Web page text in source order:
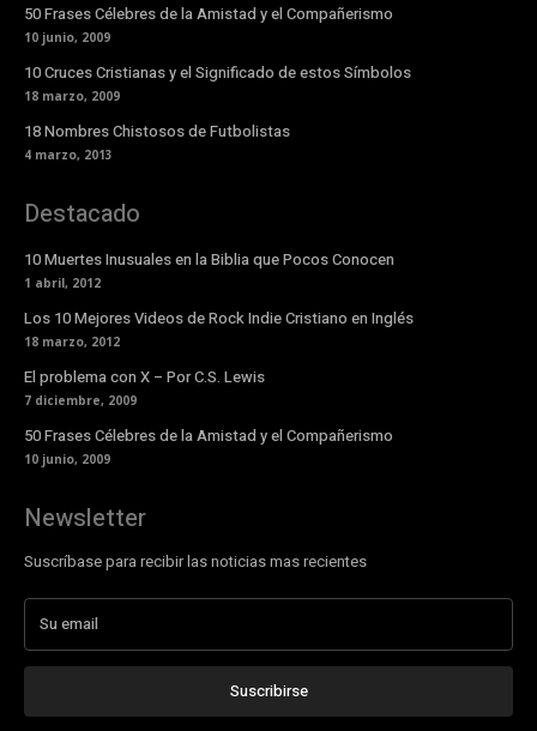
50 Frases Célebres de la Amistad y el Compañerismo
10 junio, 2009
10 Cruces Cristianas y el Significado de estos Símbolos
18 marzo, 2009
18 Nombres Chistosos de Futbolistas
4 marzo, 2013
Destacado
10 Muertes Inusuales en la Biblia que Pocos Conocen
1 abril, 2012
Los 10 Mejores Videos de Rock Indie Cristiano en Inglés
18 marzo, 2012
El problema con X – Por C.S. Lewis
7 diciembre, 2009
50 Frases Célebres de la Amistad y el Compañerismo
10 junio, 2009
Newsletter
Suscríbase para recibir las noticias mas recientes
Suscribirse